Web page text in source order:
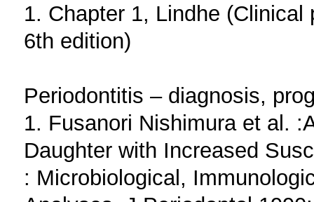
1. Chapter 1, Lindhe
6th edition)
Periodontitis – diagnosis,
1. Fusanori Nishimura et al.
Daughter with Increased
: Microbiological,